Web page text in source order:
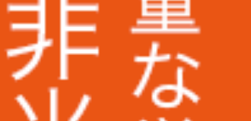
トランスコスモス株式会社様
Appier Japan株式会社様
株式会社ラクーンホールディングス様